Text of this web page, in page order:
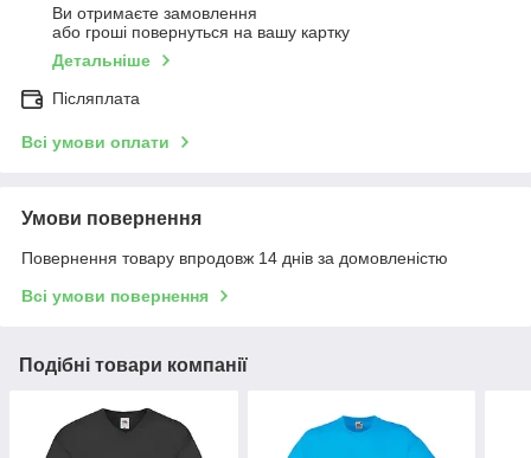
Ви отримаєте замовлення
або гроші повернуться на вашу картку
Детальніше
Післяплата
Всі умови оплати
Умови повернення
Повернення товару впродовж 14 днів за домовленістю
Всі умови повернення
Подібні товари компанії